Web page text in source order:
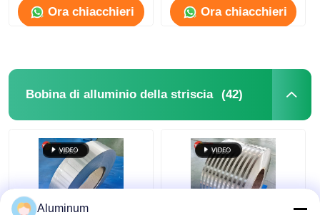
Ora chiacchieri Ora chiacchieri
Bobina di alluminio della striscia (42)
Aluminum